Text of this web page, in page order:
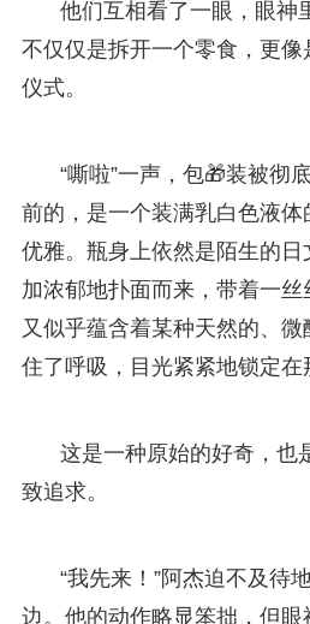
他们互相看了一眼，眼神
不仅仅是拆开一个零食，更
仪式。
“嘶啦”一声，包🎁装被彻
前的，是一个装满乳白色液
优雅。瓶身上依然是陌生的
加浓郁地扑面而来，带着一丝
又似乎蕴含着某种天然的、
住了呼吸，目光紧紧地锁定在
这是一种原始的好奇，也
致追求。
“我先来！”阿杰迫不及待
边。他的动作略显笨拙，但眼